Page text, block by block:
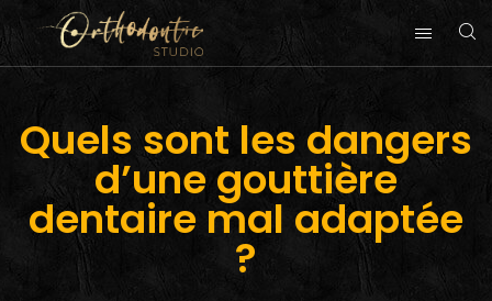
Quels sont les dangers
d’une gouttière
dentaire mal adaptée
?